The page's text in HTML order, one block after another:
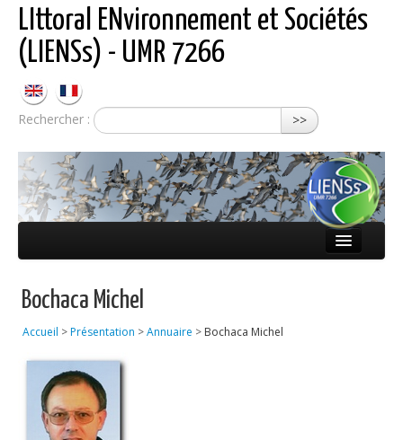
LIttoral ENvironnement et Sociétés
(LIENSs) - UMR 7266
Rechercher : >>
Équipes
Publications
Soutien technique
Bochaca Michel
Accueil >Présentation >Annuaire > Bochaca Michel